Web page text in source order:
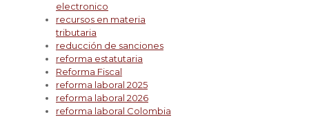
electronico
recursos en materia
tributaria
reducción de sanciones
reforma estatutaria
Reforma Fiscal
reforma laboral 2025
reforma laboral 2026
reforma laboral Colombia